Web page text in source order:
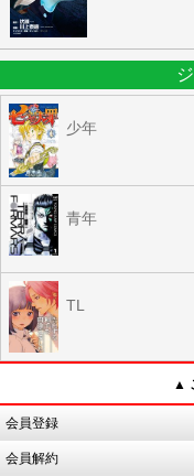
少年
青年
TL
▲
会員登録
会員解約